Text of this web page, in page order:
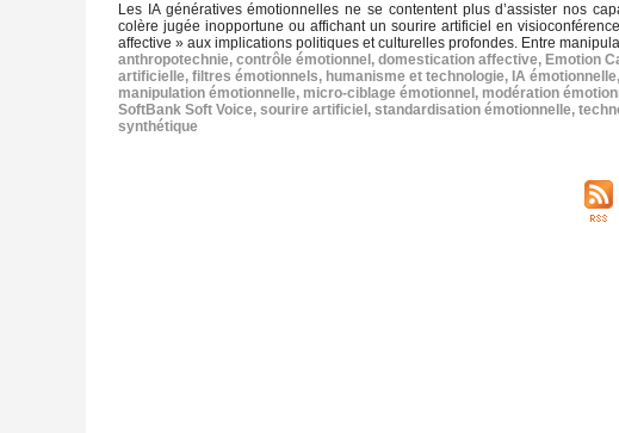
Les IA génératives émotionnelles ne se contentent plus d’assister nos
colère jugée inopportune ou affichant un sourire artificiel en
affective » aux implications politiques et culturelles profondes. Entre
anthropotechnie, contrôle émotionnel , domestication affective, Emotion
artificielle, filtres émotionnels, humanisme et technologie, IA émotionnelle,
manipulation émotionnelle, micro‑ciblage émotionnel , modération
SoftBank Soft Voice, sourire artificiel , standardisation émotionnelle,
synthétique